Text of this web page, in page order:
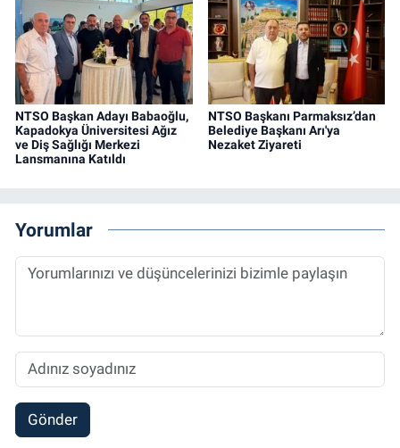
NTSO Başkan Adayı Babaoğlu,
Kapadokya Üniversitesi Ağız
ve Diş Sağlığı Merkezi
Lansmanına Katıldı
NTSO Başkanı Parmaksız’dan
Belediye Başkanı Arı'ya
Nezaket Ziyareti
Yorumlar
Gönder